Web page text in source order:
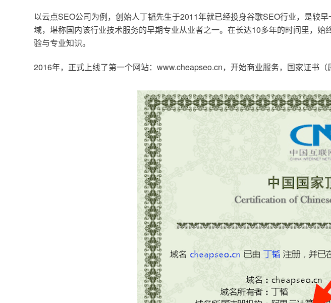
以云点SEO公司为例，创始人丁韬先生于2011年就已经投身谷歌SEO行业，是较
域，堪称国内该行业技术服务的早期专业从业者之一。在长达10多年的时间里，
验与专业知识。
2016年，正式上线了第一个网站：www.cheapseo.cn，开始商业服务，国家证书（